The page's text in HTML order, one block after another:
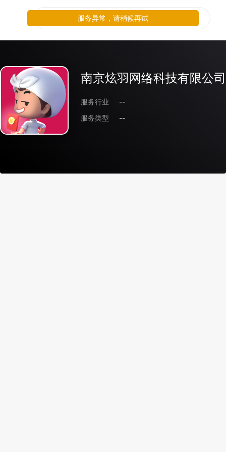
南京炫羽网络科技有限公司
服务行业
--
服务类型
--
服务异常，请稍候再试